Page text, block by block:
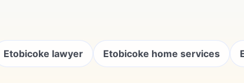
Etobicoke lawyer Etobicoke home services